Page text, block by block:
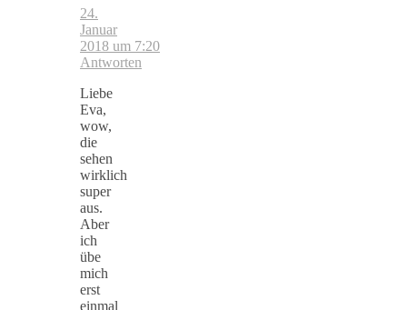
24.
Januar
2018 um 7:20
Antworten
Liebe
Eva,
wow,
die
sehen
wirklich
super
aus.
Aber
ich
übe
mich
erst
einmal